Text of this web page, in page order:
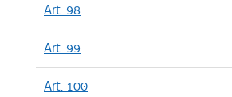
Art. 98
Art. 99
Art. 100